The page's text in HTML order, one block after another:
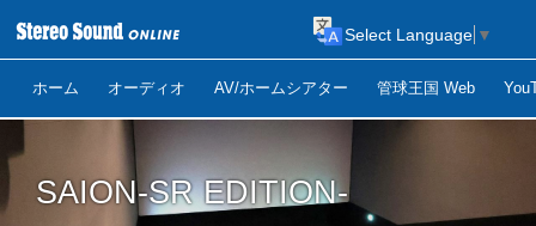
ホーム オーディオ AV/ホームシアター 管球王国 Web
Select Language ▼
SAION-SR EDITION-